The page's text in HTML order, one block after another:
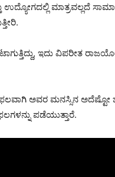
ಉದ್ಯೋಗದಲ್ಲಿ ಮಾತ್ರವಲ್ಲದೆ
ಇದು ವಿಪರೀತ
ಅವರ ಮನಸ್ಸಿನ ಅದೆಷ್ಟೋ
ಪಡೆಯುತ್ತಾರೆ.